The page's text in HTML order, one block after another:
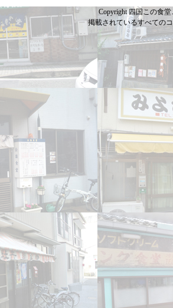
Copyright 四国この食
掲載されているすべての